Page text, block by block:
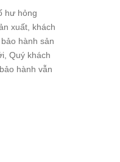
hư hỏng
xuất, khách
hành sản
Quý khách
hành vẫn